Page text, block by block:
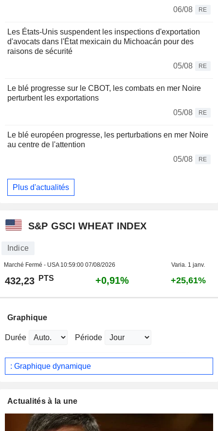
06/08
RE
Les États-Unis suspendent les inspections d'exportation
d'avocats dans l'État mexicain du Michoacán pour des
raisons de sécurité
05/08
RE
Le blé progresse sur le CBOT, les combats en mer Noire
perturbent les exportations
05/08
RE
Le blé européen progresse, les perturbations en mer Noire
au centre de l'attention
05/08
RE
Plus d'actualités
S&P GSCI WHEAT INDEX
Indice
Marché Fermé - USA 10:59:00 07/08/2026 Varia. 1 janv.
432,23 PTS +0,91% +25,61%
Graphique
Durée Période
: Graphique dynamique
Actualités à la une